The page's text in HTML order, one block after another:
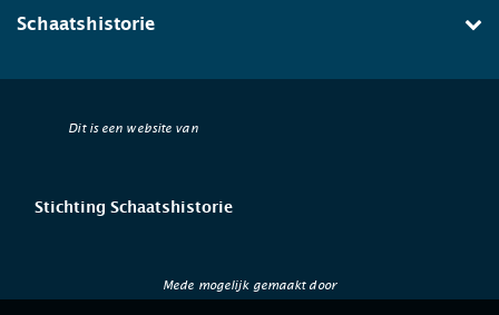
Schaatshistorie
Dit is een website van
Stichting Schaatshistorie
Mede mogelijk gemaakt door